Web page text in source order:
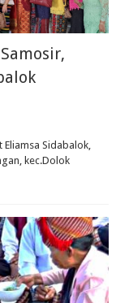
Sidabalok,
kec.Dolok